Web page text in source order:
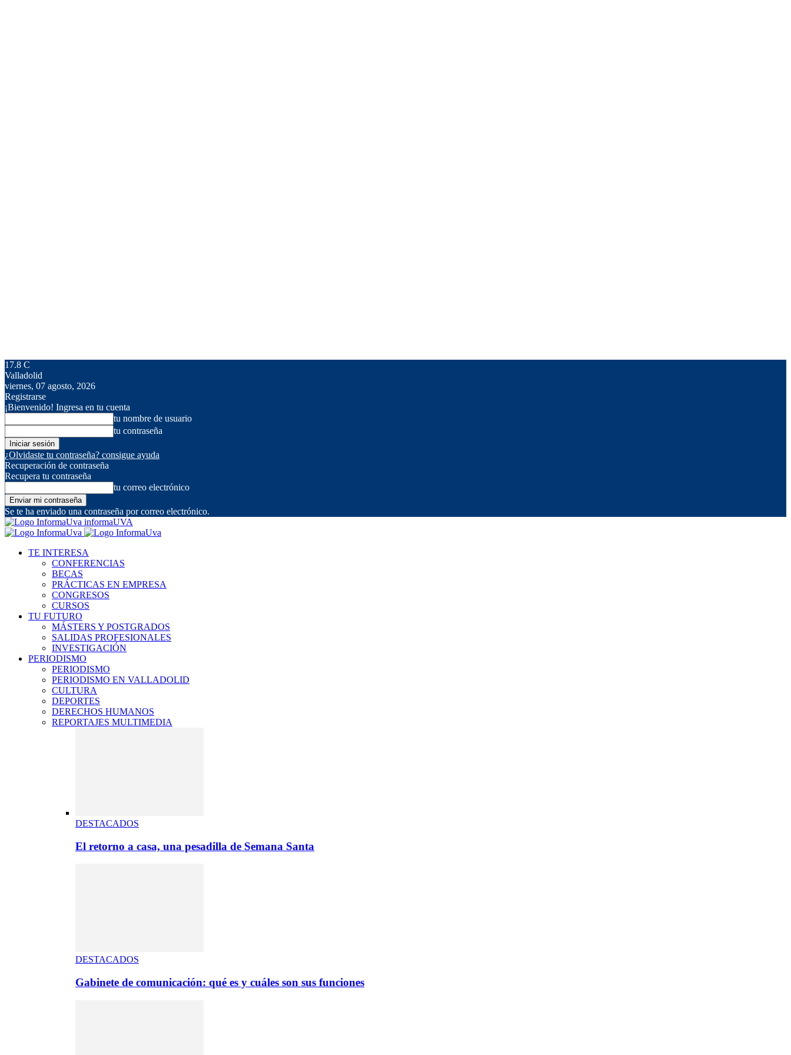
17.8 C
Valladolid
viernes, 07 agosto, 2026
Registrarse
¡Bienvenido! Ingresa en tu cuenta
tu nombre de usuario
tu contraseña
¿Olvidaste tu contraseña? consigue ayuda
Recuperación de contraseña
Recupera tu contraseña
tu correo electrónico
Se te ha enviado una contraseña por correo electrónico.
informaUVA
TE INTERESA
CONFERENCIAS
BECAS
PRÁCTICAS EN EMPRESA
CONGRESOS
CURSOS
TU FUTURO
MÁSTERS Y POSTGRADOS
SALIDAS PROFESIONALES
INVESTIGACIÓN
PERIODISMO
PERIODISMO
PERIODISMO EN VALLADOLID
CULTURA
DEPORTES
DERECHOS HUMANOS
REPORTAJES MULTIMEDIA
DESTACADOS
El retorno a casa, una pesadilla de Semana Santa
DESTACADOS
Gabinete de comunicación: qué es y cuáles son sus funciones